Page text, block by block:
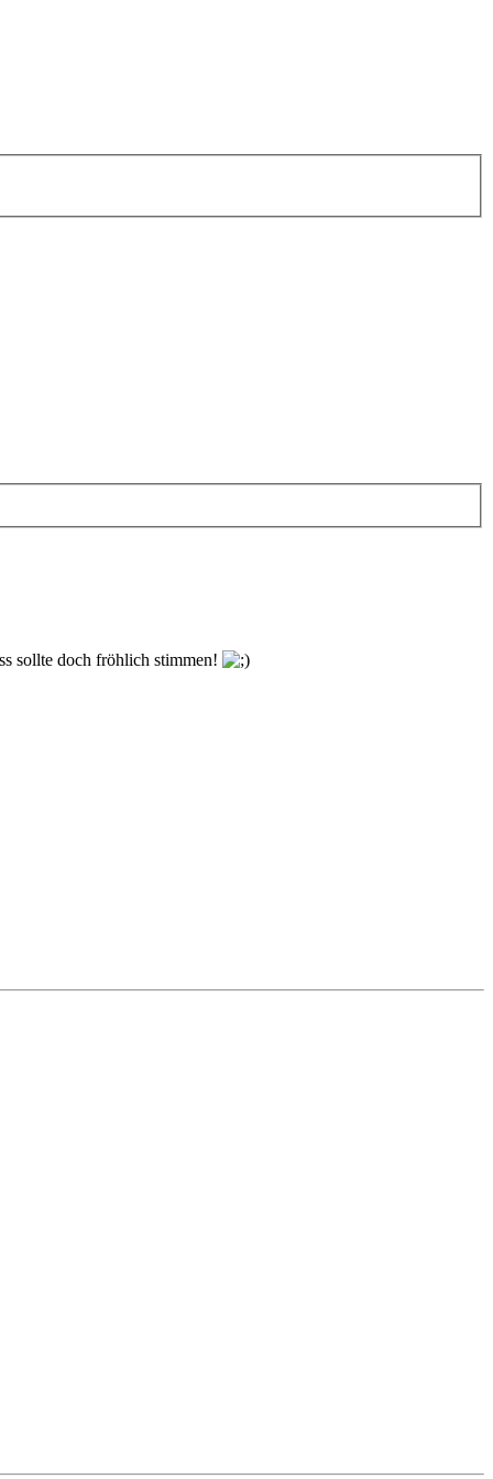
sollte doch fröhlich stimmen!